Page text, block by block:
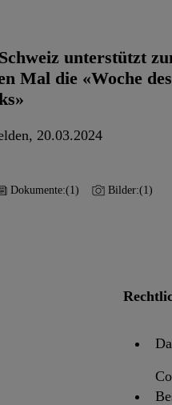
unterstützt
Mal die «Woche des
20.03.2024
Dokumente:(1) Bilder:(1)